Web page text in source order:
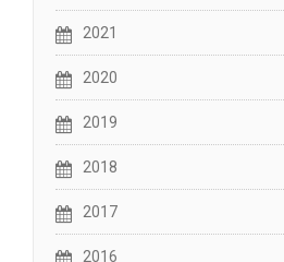
2021
2020
2019
2018
2017
2016